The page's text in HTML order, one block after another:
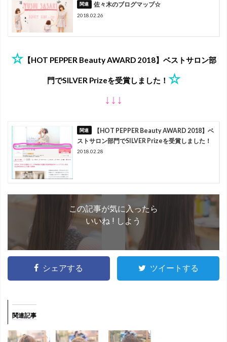
佐々木のブログマップ☆
2018.02.26
☆【HOT PEPPER Beauty AWARD 2018】ベストサロン部
門でSILVER Prizeを受賞しました！ ☆
↓↓↓
【HOT PEPPER Beauty AWARD 2018】ベ
ストサロン部門でSILVER Prizeを受賞しました！
2018.02.28
この記事が気に入ったら
いいね ! しよう
シェアする ツイートする
関連記事